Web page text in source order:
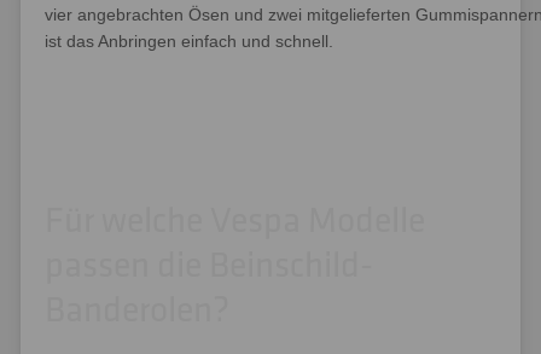
vier angebrachten Ösen und zwei mitgelieferten
ist das Anbringen einfach und schnell.